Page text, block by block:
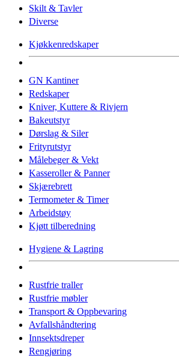
Skilt & Tavler
Diverse
Kjøkkenredskaper
GN Kantiner
Redskaper
Kniver, Kuttere & Rivjern
Bakeutstyr
Dørslag & Siler
Frityrutstyr
Målebeger & Vekt
Kasseroller & Panner
Skjærebrett
Termometer & Timer
Arbeidstøy
Kjøtt tilberedning
Hygiene & Lagring
Rustfrie traller
Rustfrie møbler
Transport & Oppbevaring
Avfallshåndtering
Innsektsdreper
Rengjøring